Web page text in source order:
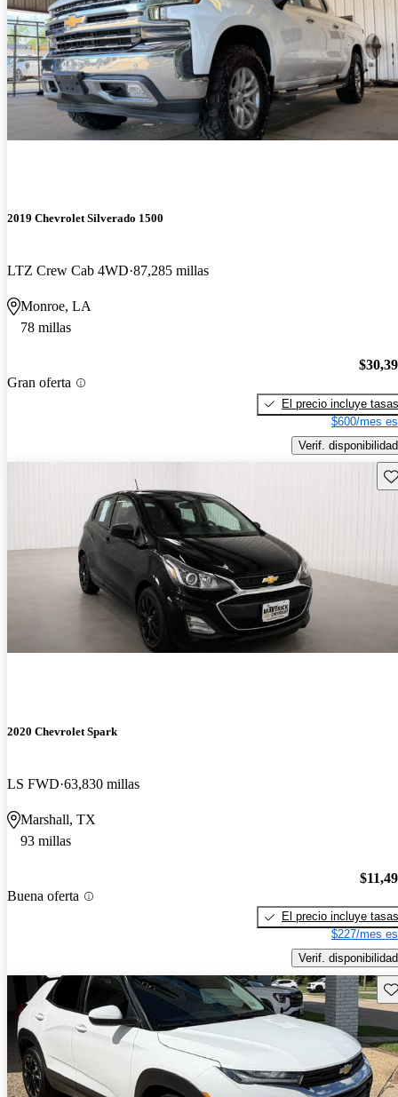
2019 Chevrolet Silverado 1500
LTZ Crew Cab 4WD 87,285 millas
Monroe, LA
78 millas
Gran oferta
El precio incluye tasas
$600/mes
Verif. disponibilidad
2020 Chevrolet Spark
LS FWD 63,830 millas
Marshall, TX
93 millas
Buena oferta
El precio incluye tasas
$227/mes
Verif. disponibilidad